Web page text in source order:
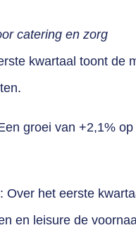
catering en zorg
kwartaal toont de
groei van +2,1%
Over het eerste
en leisure de